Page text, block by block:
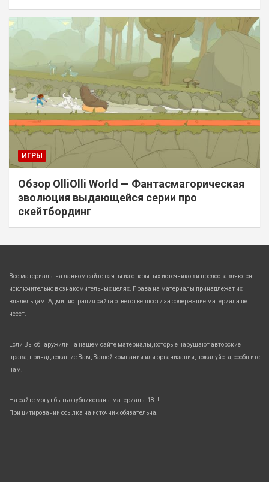
ИГРЫ
Обзор OlliOlli World — Фантасмагорическая
эволюция выдающейся серии про
скейтбординг
Все материалы на данном сайте взяты из открытых источников и предоставляются
исключительно в ознакомительных целях. Права на материалы принадлежат их
владельцам. Администрация сайта ответственности за содержание материала не
несет.
Если Вы обнаружили на нашем сайте материалы, которые нарушают авторские
права, принадлежащие Вам, Вашей компании или организации, пожалуйста, сообщите
нам.
На сайте могут быть опубликованы материалы 18+!
При цитировании ссылка на источник обязательна.